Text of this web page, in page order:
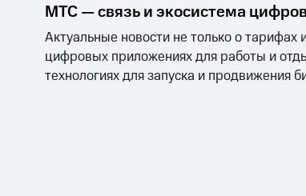
МТС — связь и экосистема
Актуальные новости не только о тарифах
цифровых приложениях для работы и
технологиях для запуска и продвижения